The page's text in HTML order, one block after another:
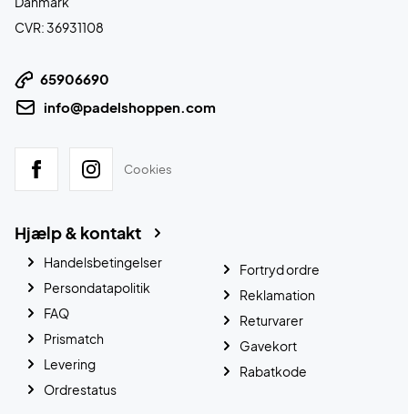
CVR: 36931108
65906690
info@padelshoppen.com
Cookies
Hjælp & kontakt
Handelsbetingelser
Persondatapolitik
FAQ
Prismatch
Levering
Ordrestatus
Fortryd ordre
Reklamation
Returvarer
Gavekort
Rabatkode